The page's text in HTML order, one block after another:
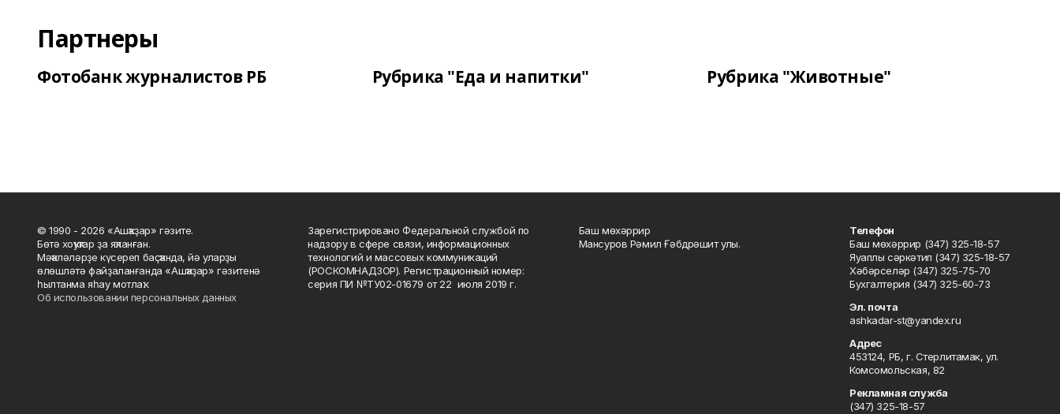
Партнеры
Фотобанк журналистов РБ Рубрика "Еда и напитки" Рубрика "Животные"
© 1990 - 2026 «Ашҡаҙар» гәзите.
Бөтә хоҡуҡтар ҙа яҡланған.
Мәҡәләләрҙе күсереп баҫҡанда, йә уларҙы
өлөшләтә файҙаланғанда «Ашҡаҙар» гәзитенә
һылтанма яһау мотлаҡ.
Об использовании персональных данных
Зарегистрировано Федеральной службой по
надзору в сфере связи, информационных
технологий и массовых коммуникаций
(РОСКОМНАДЗОР). Регистрационный номер:
серия ПИ №ТУ02-01679 от 22 июля 2019 г.
Баш мөхәррир
Мансуров Рәмил Ғәбдрәшит улы.
Телефон
Баш мөхәррир (347) 325-18-57
Яуаплы сәркәтип (347) 325-18-57
Хәбәрселәр (347) 325-75-70
Бухгалтерия (347) 325-60-73
Эл. почта
ashkadar-st@yandex.ru
Адрес
453124, РБ, г. Стерлитамак, ул.
Комсомольская, 82
Рекламная служба
(347) 325-18-57